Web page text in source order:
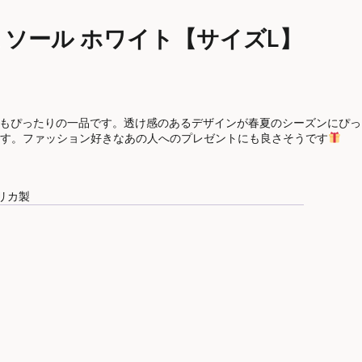
ール ホワイト【サイズL】
ぴったりの一品です。透け感のあるデザインが春夏のシーズンにぴっ
。ファッション好きなあの人へのプレゼントにも良さそうです
カ製